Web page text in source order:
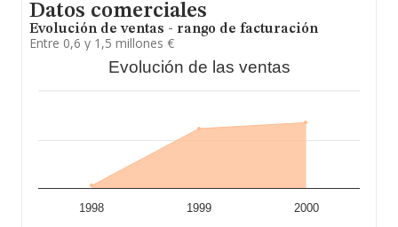
Datos comerciales
Evolución de ventas - rango de facturación
Entre 0,6 y 1,5 millones €
Evolución de las ventas
1998 1999 2000